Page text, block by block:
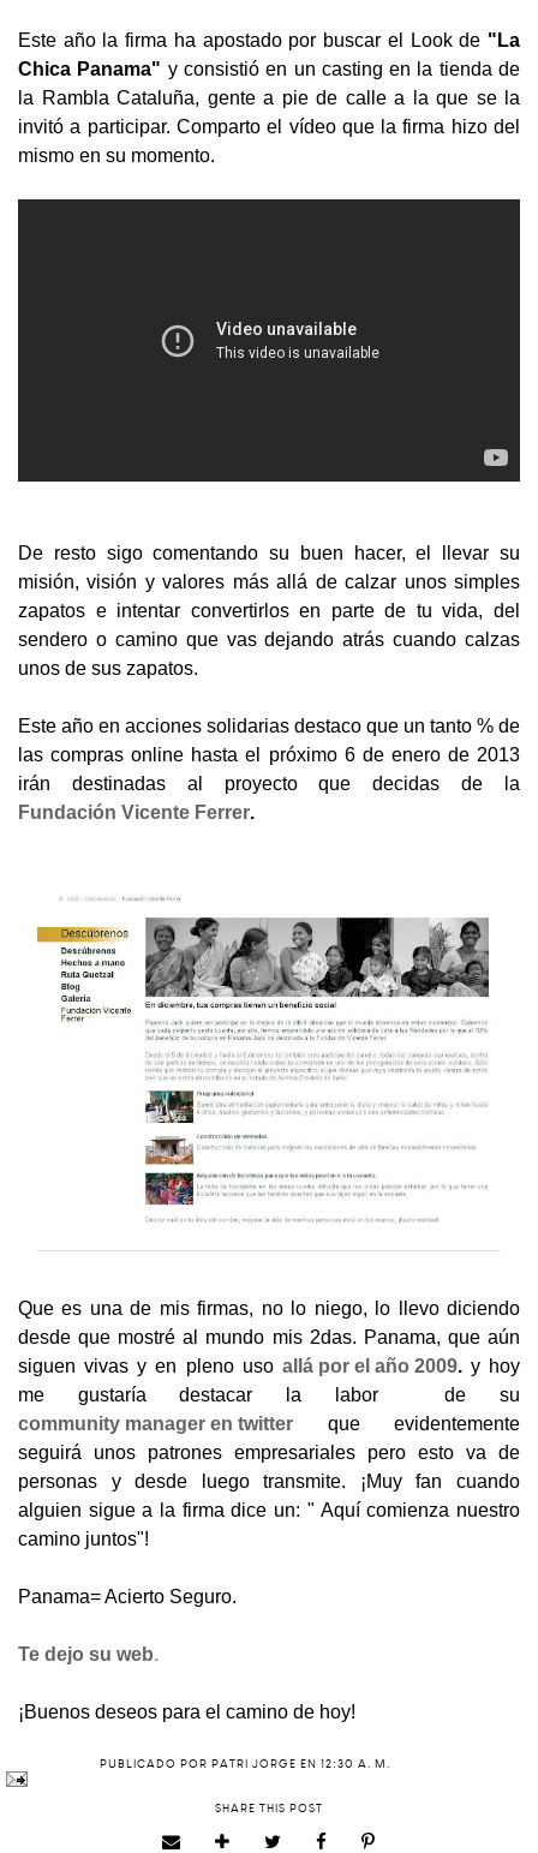
Este año la firma ha apostado por buscar el Look de "La
Chica Panama" y consistió en un casting en la tienda de
la Rambla Cataluña, gente a pie de calle a la que se la
invitó a participar. Comparto el vídeo que la firma hizo del
mismo en su momento.
De resto sigo comentando su buen hacer, el llevar su
misión, visión y valores más allá de calzar unos simples
zapatos e intentar convertirlos en parte de tu vida, del
sendero o camino que vas dejando atrás cuando calzas
unos de sus zapatos.
Este año en acciones solidarias destaco que un tanto % de
las compras online hasta el próximo 6 de enero de 2013
irán destinadas al proyecto que decidas de la
Fundación Vicente Ferrer.
Que es una de mis firmas, no lo niego, lo llevo diciendo
desde que mostré al mundo mis 2das. Panama, que aún
siguen vivas y en pleno uso allá por el año 2009.y hoy
me gustaría destacar la labor de su
community manager en twitter que evidentemente
seguirá unos patrones empresariales pero esto va de
personas y desde luego transmite. ¡Muy fan cuando
alguien sigue a la firma dice un: " Aquí comienza nuestro
camino juntos"!
Panama= Acierto Seguro.
Te dejo su web.
¡Buenos deseos para el camino de hoy!
PUBLICADO POR PATRI JORGE EN 12:30 A. M.
SHARE THIS POST